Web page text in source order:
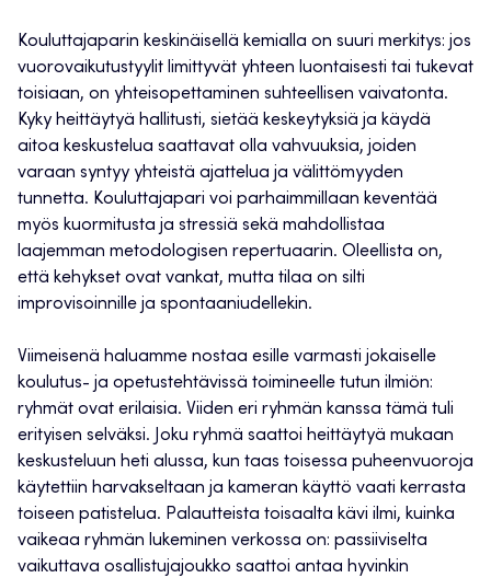
Kouluttajaparin keskinäisellä kemialla on suuri merkitys: jos
vuorovaikutustyylit limittyvät yhteen luontaisesti tai tukevat
toisiaan, on yhteisopettaminen suhteellisen vaivatonta.
Kyky heittäytyä hallitusti, sietää keskeytyksiä ja käydä
aitoa keskustelua saattavat olla vahvuuksia, joiden
varaan syntyy yhteistä ajattelua ja välittömyyden
tunnetta. Kouluttajapari voi parhaimmillaan keventää
myös kuormitusta ja stressiä sekä mahdollistaa
laajemman metodologisen repertuaarin. Oleellista on,
että kehykset ovat vankat, mutta tilaa on silti
improvisoinnille ja spontaaniudellekin.
Viimeisenä haluamme nostaa esille varmasti jokaiselle
koulutus- ja opetustehtävissä toimineelle tutun ilmiön:
ryhmät ovat erilaisia. Viiden eri ryhmän kanssa tämä tuli
erityisen selväksi. Joku ryhmä saattoi heittäytyä mukaan
keskusteluun heti alussa, kun taas toisessa puheenvuoroja
käytettiin harvakseltaan ja kameran käyttö vaati kerrasta
toiseen patistelua. Palautteista toisaalta kävi ilmi, kuinka
vaikeaa ryhmän lukeminen verkossa on: passiiviselta
vaikuttava osallistujajoukko saattoi antaa hyvinkin